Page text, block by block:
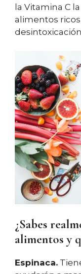
la Vitamina C
alimentos
¿Sabes
alimentos y
Espinaca.